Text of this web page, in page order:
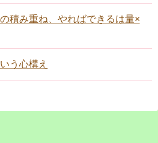
積み重ね、やればできるは量×
う心構え